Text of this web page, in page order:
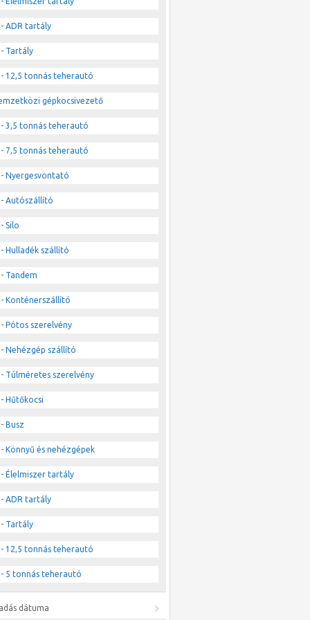
- ADR tartály
- Tartály
- 12,5 tonnás teherautó
gépkocsivezető
- 3,5 tonnás teherautó
- 7,5 tonnás teherautó
- Nyergesvontató
- Autószállító
- Silo
- Hulladék szállító
- Tandem
- Konténerszállító
- Pótos szerelvény
- Nehézgép szállító
- Túlméretes szerelvény
- Hűtőkocsi
- Busz
- Könnyű és nehézgépek
- Élelmiszer tartály
- ADR tartály
- Tartály
- 12,5 tonnás teherautó
- 5 tonnás teherautó
dátuma